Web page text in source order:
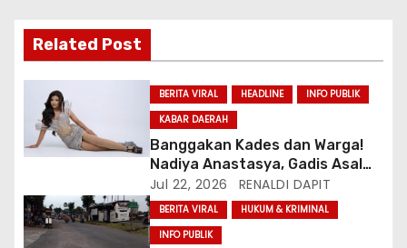
Related Post
BERITA VIRAL HEADLINE
INFO PUBLIK
KABAR DAERAH
Banggakan Kades dan Warga!
Nadiya Anastasya, Gadis Asal
Gunungsari Citeureup Bawa
Nama Jawa Barat ke Miss
Bintang Remaja Indonesia 2026
Jul 22, 2026 RENALDI DAPIT
BERITA VIRAL
HUKUM & KRIMINAL
INFO PUBLIK